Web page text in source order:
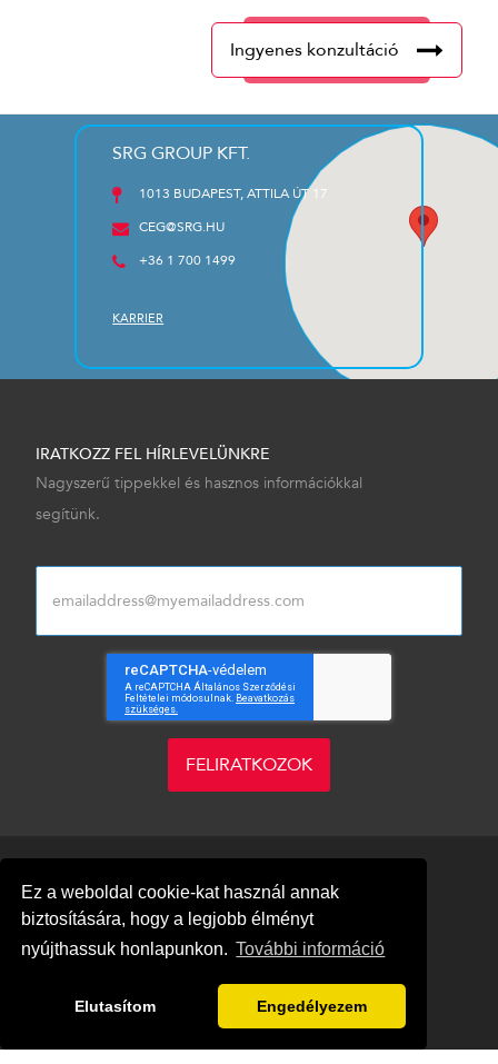
Ez a weboldal cookie-kat használ annak
biztosítására, hogy a legjobb élményt
nyújthassuk honlapunkon. További információ
Elutasítom Engedélyezem
Ingyenes konzultáció
SRG GROUP KFT.
1013 BUDAPEST, ATTILA ÚT 17
CEG@SRG.HU
+36 1 700 1499
KARRIER
IRATKOZZ FEL HÍRLEVELÜNKRE
Nagyszerű tippekkel és hasznos információkkal
segítünk.
FELIRATKOZOK